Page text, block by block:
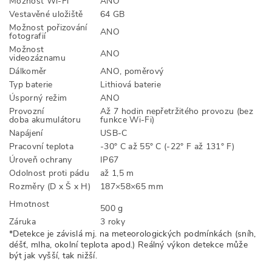
Vestavěné uložiště
64 GB
Možnost pořizování
fotografií
ANO
Možnost
videozáznamu
ANO
Dálkoměr
ANO, poměrový
Typ baterie
Lithiová baterie
Úsporný režim
ANO
Provozní
doba akumulátoru
Až 7 hodin nepřetržitého provozu (bez
funkce Wi-Fi)
Napájení
USB-C
Pracovní teplota
-30° C až 55° C (-22° F až 131° F)
Úroveň ochrany
IP67
Odolnost proti pádu
až 1,5 m
Rozměry (D x Š x H)
187×58×65 mm
Hmotnost
500 g
Záruka
3 roky
*Detekce je závislá mj. na meteorologických podmínkách (sníh,
déšť, mlha, okolní teplota apod.) Reálný výkon detekce může
být jak vyšší, tak nižší.